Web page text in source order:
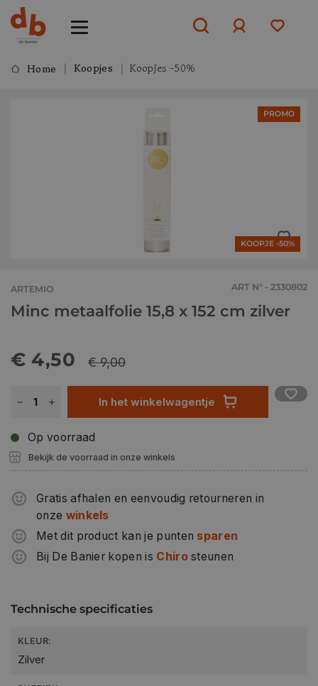
Home Koopjes Koopjes -50%
PROMO
KOOPJE -50%
ARTEMIO ART N° - 2330802
Minc metaalfolie 15,8 x 152 cm zilver
€ 4,50 € 9,00
In het winkelwagentje
Op voorraad
Bekijk de voorraad in onze winkels
Gratis afhalen en eenvoudig retourneren in
onze winkels
Met dit product kan je punten sparen
Bij De Banier kopen is Chirosteunen
Technische specificaties
KLEUR:
Zilver